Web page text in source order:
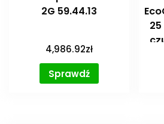
2G 59.44.13
4,986.92zł
Sprawdź